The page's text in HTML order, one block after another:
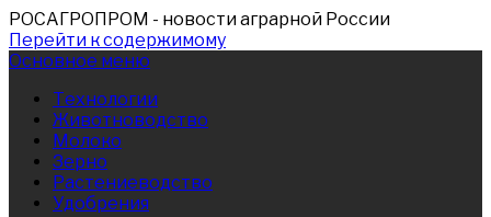
РОСАГРОПРОМ - новости аграрной России
Перейти к содержимому
Основное меню
Технологии
Животноводство
Молоко
Зерно
Растениеводство
Удобрения